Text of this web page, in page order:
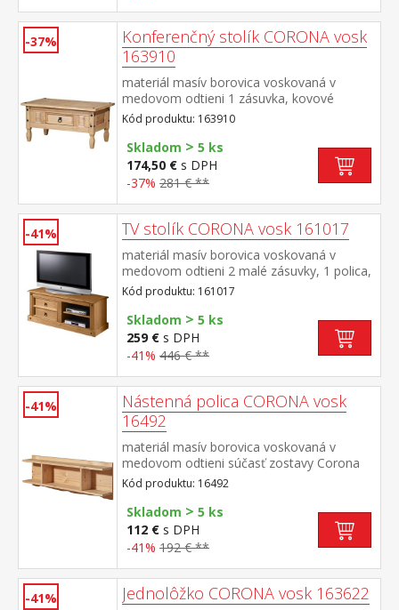
-37%
Konferenčný stolík CORONA vosk
163910
materiál masív borovica voskovaná v
medovom odtieni 1 zásuvka, kovové
ozdobné úchytky súčasť zostavy Corona
Kód produktu: 163910
Skladom > 5 ks
174,50 € s DPH
-37% 281 € **
-41% TV stolík CORONA vosk 161017
materiál masív borovica voskovaná v
medovom odtieni 2 malé zásuvky, 1 polica,
kovové ozdobné úchytky súčasť zostavy
Corona
Kód produktu: 161017
Skladom > 5 ks
259 € s DPH
-41% 446 € **
-41%
Nástenná polica CORONA vosk
16492
materiál masív borovica voskovaná v
medovom odtieni súčasť zostavy Corona
Kód produktu: 16492
Skladom > 5 ks
112 € s DPH
-41% 192 € **
-41% Jednolôžko CORONA vosk 163622